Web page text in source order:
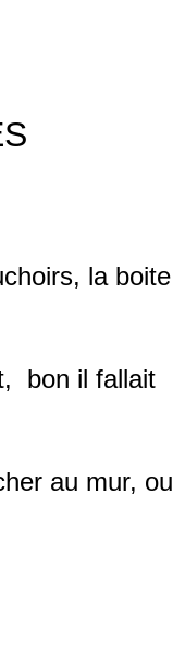
la boite
bon il fallait
au mur, ou